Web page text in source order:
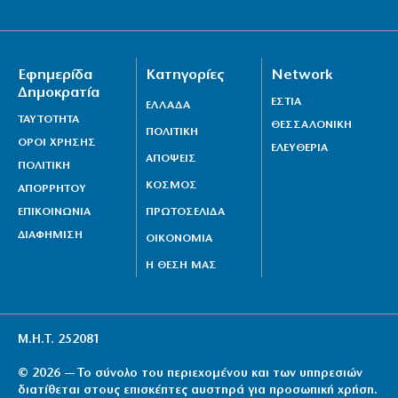
Προστασίας
9|08|2026 | 14:55
Γυρίζουμε τις πλάτες μας στον… μητσοτακικό
διχασμό
9|08|2026 | 14:52
Εφημερίδα
Δημοκρατία
ΤΑΥΤΟΤΗΤΑ
ΟΡΟΙ ΧΡΗΣΗΣ
ΠΟΛΙΤΙΚΗ
ΑΠΟΡΡΗΤΟΥ
ΕΠΙΚΟΙΝΩΝΙΑ
ΔΙΑΦΗΜΙΣΗ
Κατηγορίες
ΕΛΛΑΔΑ
ΠΟΛΙΤΙΚΗ
ΑΠΟΨΕΙΣ
ΚΟΣΜΟΣ
ΠΡΩΤΟΣΕΛΙΔΑ
ΟΙΚΟΝΟΜΙΑ
Η ΘΕΣΗ ΜΑΣ
Network
ΕΣΤΙΑ
ΘΕΣΣΑΛΟΝΙΚΗ
ΕΛΕΥΘΕΡΙΑ
Μ.Η.Τ. 252081
© 2026 — Το σύνολο του περιεχομένου και των υπηρεσιών
διατίθεται στους επισκέπτες αυστηρά για προσωπική χρήση.